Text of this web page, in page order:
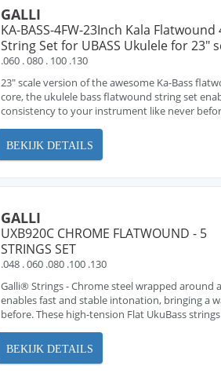
GALLI
KA-BASS-4FW-23Inch Kala Flatwound
String Set for UBASS Ukulele for 23"
.060 . 080 . 100 .130
23" scale version of the awesome Ka-Bass
core, the ukulele bass flatwound string set
consistency to your instrument like never
BEKIJK DETAILS
GALLI
UXB920C CHROME FLATWOUND - 5
STRINGS SET
.048 . 060 .080 .100 .130
Galli® Strings - Chrome steel wrapped around
enables fast and stable intonation, bringing a
before. These high-tension Flat UkuBass
BEKIJK DETAILS